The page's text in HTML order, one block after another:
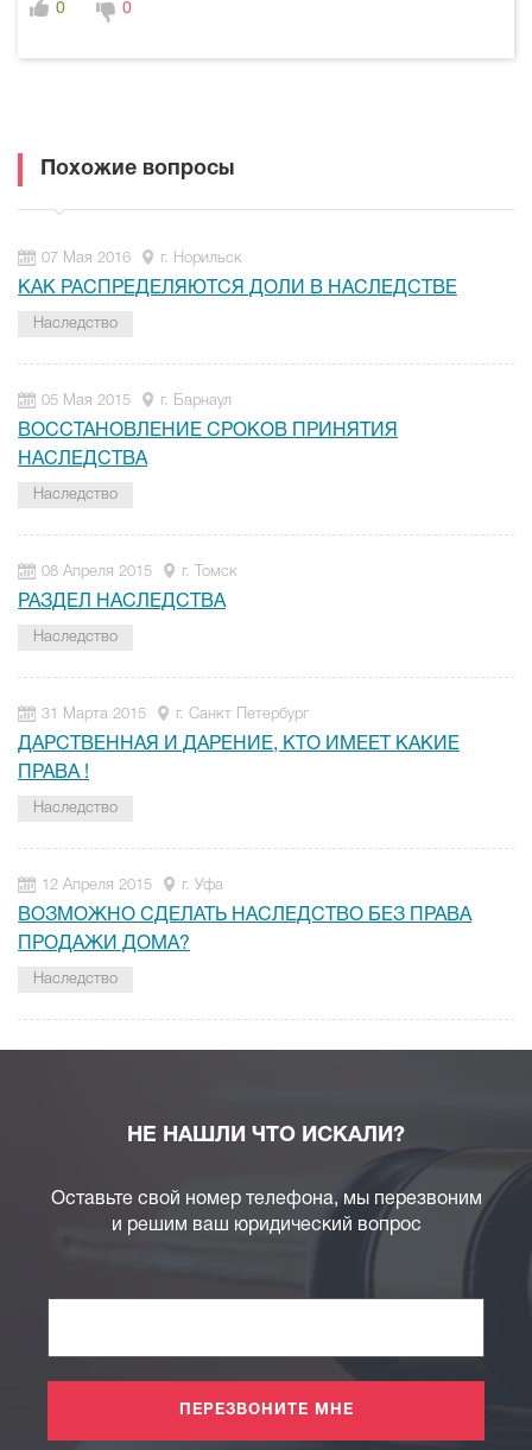
0
0
Похожие вопросы
07 Мая 2016 г. Норильск
КАК РАСПРЕДЕЛЯЮТСЯ ДОЛИ В НАСЛЕДСТВЕ
Наследство
05 Мая 2015 г. Барнаул
ВОССТАНОВЛЕНИЕ СРОКОВ ПРИНЯТИЯ
НАСЛЕДСТВА
Наследство
08 Апреля 2015 г. Томск
РАЗДЕЛ НАСЛЕДСТВА
Наследство
31 Марта 2015 г. Санкт Петербург
ДАРСТВЕННАЯ И ДАРЕНИЕ, КТО ИМЕЕТ КАКИЕ
ПРАВА !
Наследство
12 Апреля 2015 г. Уфа
ВОЗМОЖНО СДЕЛАТЬ НАСЛЕДСТВО БЕЗ ПРАВА
ПРОДАЖИ ДОМА?
Наследство
НЕ НАШЛИ ЧТО ИСКАЛИ?
Оставьте свой номер телефона, мы перезвоним
и решим ваш юридический вопрос
ПЕРЕЗВОНИТЕ МНЕ